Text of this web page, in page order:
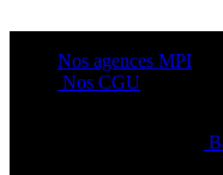
Nos agences MPI
Nos CGU